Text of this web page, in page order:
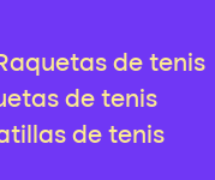
de tenis
de tenis
de tenis